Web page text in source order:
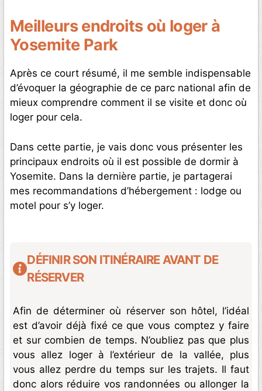
Meilleurs endroits où loger à
Yosemite Park
Après ce court résumé, il me semble indispensable
d’évoquer la géographie de ce parc national afin de
mieux comprendre comment il se visite et donc où
loger pour cela.
Dans cette partie, je vais donc vous présenter les
principaux endroits où il est possible de dormir à
Yosemite. Dans la dernière partie, je partagerai
mes recommandations d’hébergement : lodge ou
motel pour s’y loger.
DÉFINIR SON ITINÉRAIRE AVANT DE
RÉSERVER
Afin de déterminer où réserver son hôtel, l’idéal
est d’avoir déjà fixé ce que vous comptez y faire
et sur combien de temps. N’oubliez pas que plus
vous allez loger à l’extérieur de la vallée, plus
vous allez perdre du temps sur les trajets. Il faut
donc alors réduire vos randonnées ou allonger la